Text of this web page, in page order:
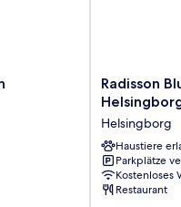
Radisson
Blu
Metropol
Hotel,
Helsingborg
Helsingborg
Radisson
Helsingborg
Haustiere
Parkplätze
Kostenloses
Restaurant